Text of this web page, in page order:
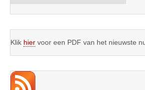
Klik hier voor een PDF van het nieuwste